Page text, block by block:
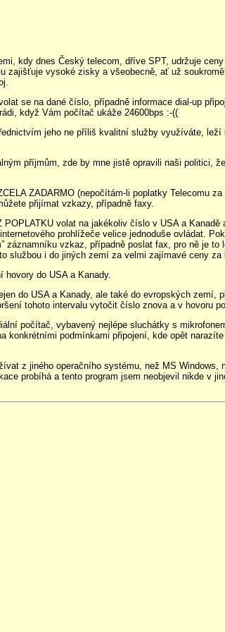
kdy dnes Český telecom, dříve SPT, udržuje
zajišťuje vysoké zisky a všeobecně, ať už
se na dané číslo, případně informace dial-up
když Vám počítač ukáže 24600bps :-((
jeho ne příliš kvalitní služby využíváte, leží
příjmům, zde by mne jistě opravili naši politici,
ZADARMO (nepočítám-li poplatky Telecomu za
přijímat vzkazy, případně faxy.
volat na jakékoliv číslo v USA a Kanadě
prohlížeče velice jednoduše ovládat.
záznamníku vzkaz, případně poslat fax, pro ně je to
službou i do jiných zemí za velmi zajímavé ceny za
hovory do USA a Kanady.
do USA a Kanady, ale také do evropských zemí,
tohoto intervalu vytočit číslo znova a v hovoru
počítač, vybavený nejlépe sluchátky s
konkrétními podmínkami připojení, kde opět
z jiného operačního systému, než MS Windows,
probíhá a tento program jsem neobjevil nikde v